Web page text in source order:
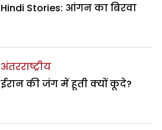
Hindi Stories: आंगन का बिरवा
अंतरराष्ट्रीय
ईरान की जंग में हूती क्यों कूदे?